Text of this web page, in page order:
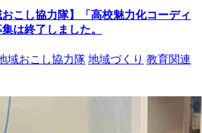
おこし協力隊】「高校魅力化コーディ
は終了しました。
域おこし協力隊 地域づくり 教育関連